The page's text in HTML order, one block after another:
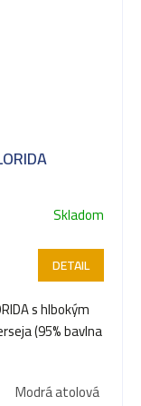
Skladom
DETAIL
s hlbokým
(95% bavlna
Modrá atolová